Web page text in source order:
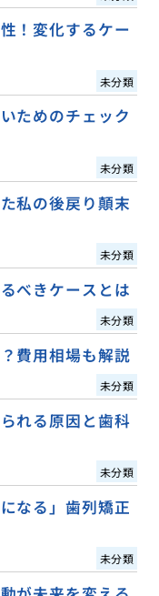
！変化するケー
未分類
ためのチェック
未分類
私の後戻り顛末
未分類
べきケースとは
未分類
費用相場も解説
未分類
れる原因と歯科
未分類
なる」歯列矯正
未分類